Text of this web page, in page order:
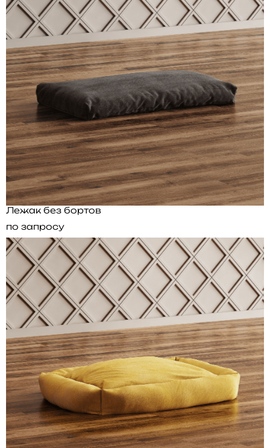
Лежак без бортов
по запросу